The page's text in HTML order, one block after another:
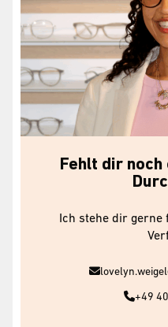
Fehlt dir
Ich stehe dir gerne
+49